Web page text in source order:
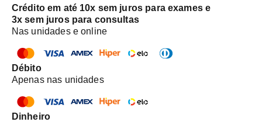
Crédito em até 10x sem juros para exames e
3x sem juros para consultas
Nas unidades e online
Débito
Apenas nas unidades
Dinheiro